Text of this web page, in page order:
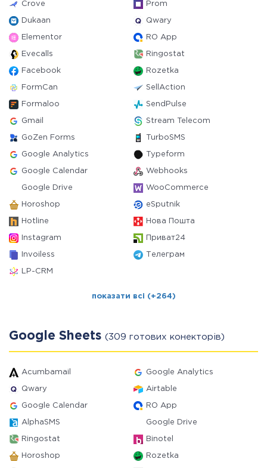
Crove Prom
Dukaan Qwary
Elementor RO App
Evecalls Ringostat
Facebook Rozetka
FormCan SellAction
Formaloo SendPulse
Gmail Stream Telecom
GoZen Forms TurboSMS
Google Analytics Typeform
Google Calendar Webhooks
Google Drive WooCommerce
Horoshop eSputnik
Hotline Нова Пошта
Instagram Приват24
Invoiless Телеграм
LP-CRM
показати всі (+264)
Google Sheets (309 готових конекторів)
Acumbamail Google Analytics
Qwary Airtable
Google Calendar RO App
AlphaSMS Google Drive
Ringostat Binotel
Horoshop Rozetka